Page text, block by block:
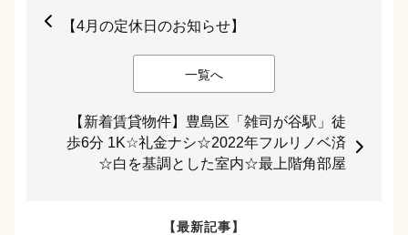
【4月の定休日のお知らせ】
一覧へ
【新着賃貸物件】豊島区「雑司が谷駅」徒
歩6分 1K☆礼金ナシ☆2022年フルリノベ済
☆白を基調とした室内☆最上階角部屋
【最新記事】